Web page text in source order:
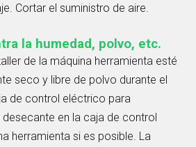
Cortar el suministro de aire.
la humedad, polvo, etc.
de la máquina herramienta esté
seco y libre de polvo durante el
de control eléctrico para
en la caja de control
herramienta si es posible. La